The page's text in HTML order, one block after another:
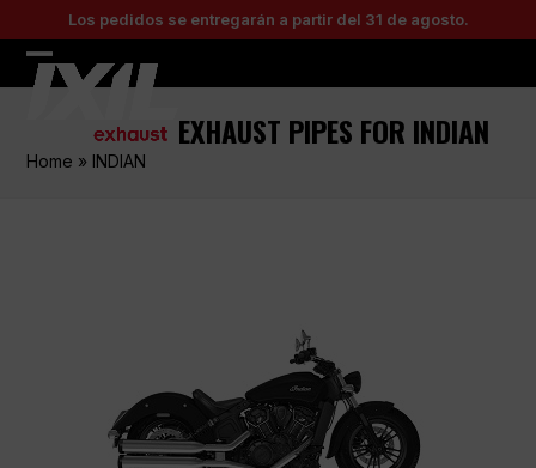
to
content
Los pedidos se entregarán a partir del 31 de agosto.
Open
menu
Close
menu
EXHAUST PIPES FOR INDIAN
Home » INDIAN